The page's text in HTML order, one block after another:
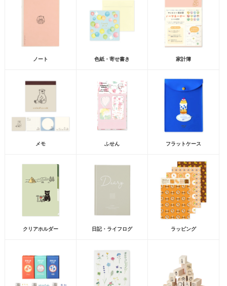
ノート 色紙・寄せ書き 家計簿
メモ ふせん フラットケース
クリアホルダー 日記・ライフログ ラッピング